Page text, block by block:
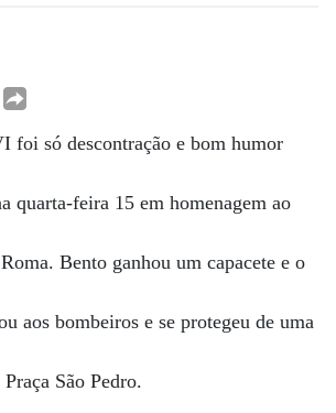
foi só descontração e bom humor
quarta-feira 15 em homenagem ao
Bento ganhou um capacete e o
aos bombeiros e se protegeu de uma
São Pedro.